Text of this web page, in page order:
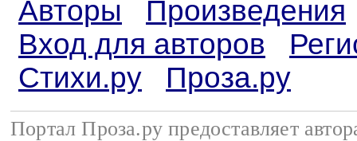
Авторы
Произведения
Вход для авторов
Стихи.ру
Проза.ру
Портал Проза.ру предоставляет